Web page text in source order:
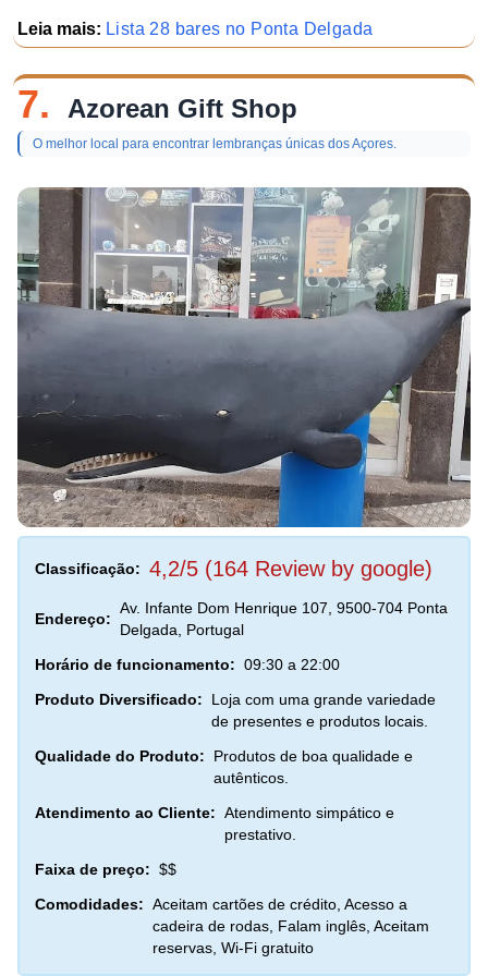
Leia mais: Lista 28 bares no Ponta Delgada
7. Azorean Gift Shop
O melhor local para encontrar lembranças únicas dos Açores.
Classificação: 4,2/5 (164 Review by google)
Endereço:
Av. Infante Dom Henrique 107, 9500-704 Ponta
Delgada, Portugal
Horário de funcionamento: 09:30 a 22:00
Produto Diversificado:
Loja com uma grande variedade
de presentes e produtos locais.
Qualidade do Produto:
Produtos de boa qualidade e
autênticos.
Atendimento ao Cliente: Atendimento simpático e
prestativo.
Faixa de preço: $$
Comodidades: Aceitam cartões de crédito, Acesso a
cadeira de rodas, Falam inglês, Aceitam
reservas, Wi-Fi gratuito